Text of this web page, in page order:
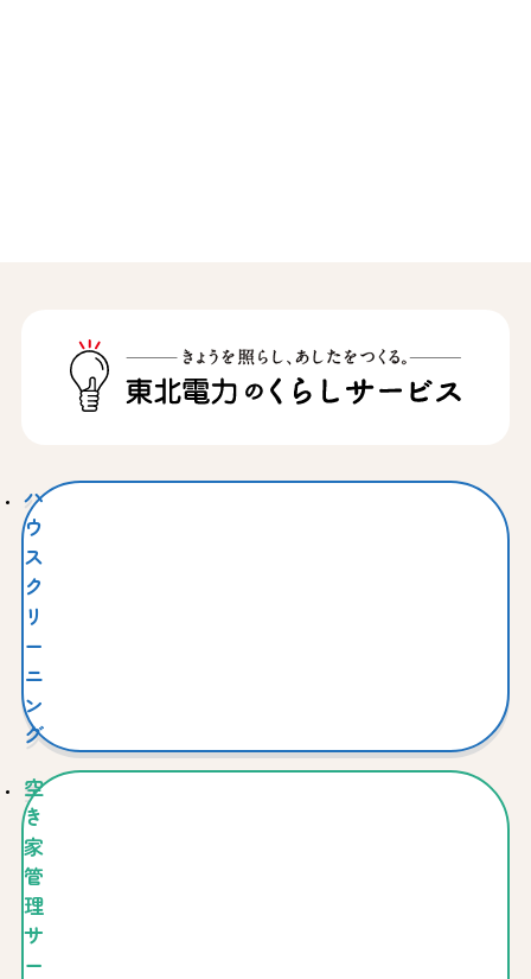
ハ
ウ
ス
ク
リ
ー
ニ
ン
グ
空
き
家
管
理
サ
ー